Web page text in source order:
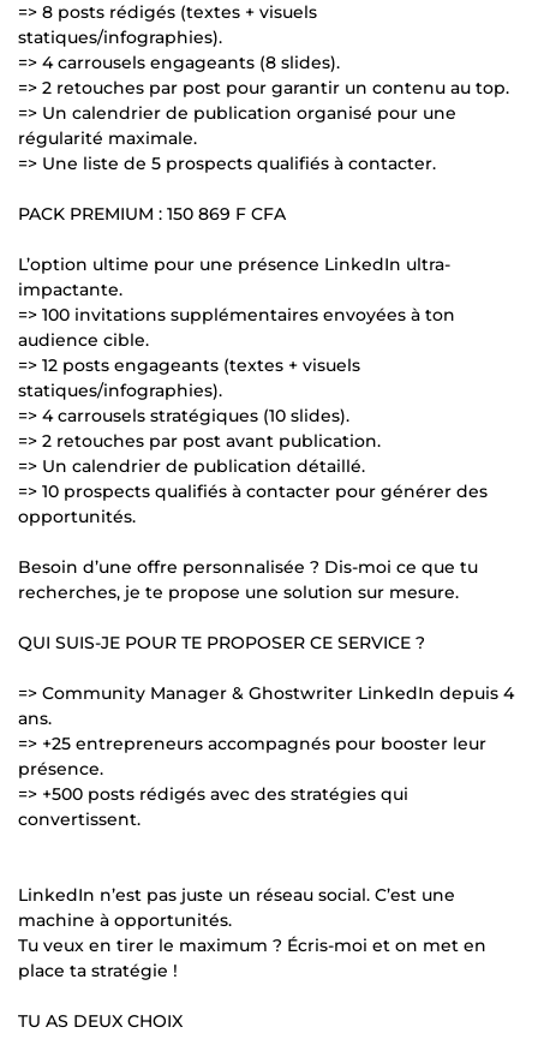
=> 8 posts rédigés (textes + visuels
statiques/infographies).
=> 4 carrousels engageants (8 slides).
=> 2 retouches par post pour garantir un contenu au top.
=> Un calendrier de publication organisé pour une
régularité maximale.
=> Une liste de 5 prospects qualifiés à contacter.
PACK PREMIUM : 150 869 F CFA
L’option ultime pour une présence LinkedIn ultra-
impactante.
=> 100 invitations supplémentaires envoyées à ton
audience cible.
=> 12 posts engageants (textes + visuels
statiques/infographies).
=> 4 carrousels stratégiques (10 slides).
=> 2 retouches par post avant publication.
=> Un calendrier de publication détaillé.
=> 10 prospects qualifiés à contacter pour générer des
opportunités.
Besoin d’une offre personnalisée ? Dis-moi ce que tu
recherches, je te propose une solution sur mesure.
QUI SUIS-JE POUR TE PROPOSER CE SERVICE ?
=> Community Manager & Ghostwriter LinkedIn depuis 4
ans.
=> +25 entrepreneurs accompagnés pour booster leur
présence.
=> +500 posts rédigés avec des stratégies qui
convertissent.
LinkedIn n’est pas juste un réseau social. C’est une
machine à opportunités.
Tu veux en tirer le maximum ? Écris-moi et on met en
place ta stratégie !
TU AS DEUX CHOIX